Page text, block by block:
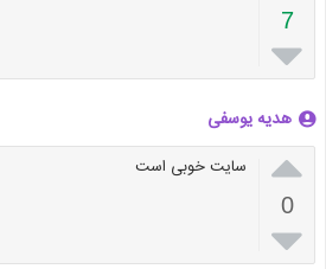
7

هدیه یوسفی

0

سایت خوبی است